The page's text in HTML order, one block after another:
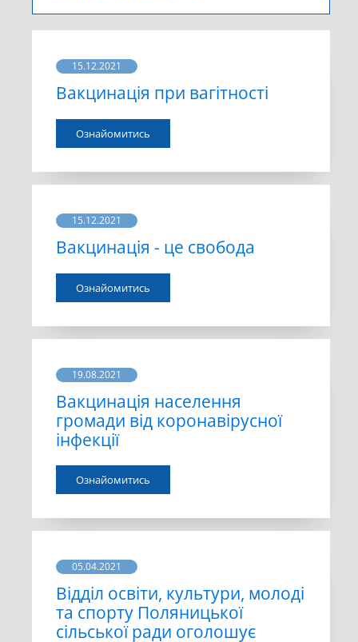
15.12.2021
Вакцинація при вагітності
Ознайомитись
15.12.2021
Вакцинація - це свобода
Ознайомитись
19.08.2021
Вакцинація населення
громади від коронавірусної
інфекції
Ознайомитись
05.04.2021
Відділ освіти, культури, молоді
та спорту Поляницької
сільської ради оголошує